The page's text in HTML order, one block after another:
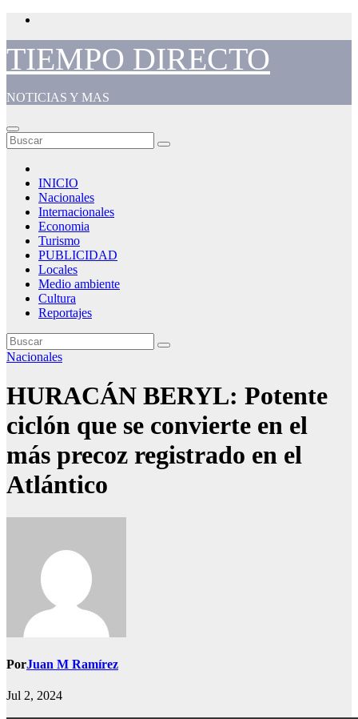
Saltar
contenido
TIEMPO DIRECTO
NOTICIAS Y MAS
INICIO
Nacionales
Internacionales
Economia
Turismo
PUBLICIDAD
Locales
Medio ambiente
Cultura
Reportajes
Nacionales
HURACÁN BERYL: Potente
ciclón que se convierte en el
más precoz registrado en el
Atlántico
PorJuan M Ramírez
Jul 2, 2024